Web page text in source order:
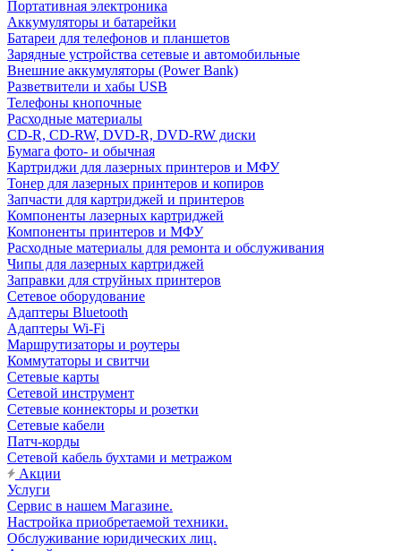
Портативная электроника
Аккумуляторы и батарейки
Батареи для телефонов и планшетов
Зарядные устройства сетевые и автомобильные
Внешние аккумуляторы (Power Bank)
Разветвители и хабы USB
Телефоны кнопочные
Расходные материалы
CD-R, CD-RW, DVD-R, DVD-RW диски
Бумага фото- и обычная
Картриджи для лазерных принтеров и МФУ
Тонер для лазерных принтеров и копиров
Запчасти для картриджей и принтеров
Компоненты лазерных картриджей
Компоненты принтеров и МФУ
Расходные материалы для ремонта и обслуживания
Чипы для лазерных картриджей
Заправки для струйных принтеров
Сетевое оборудование
Адаптеры Bluetooth
Адаптеры Wi-Fi
Маршрутизаторы и роутеры
Коммутаторы и свитчи
Сетевые карты
Сетевой инструмент
Сетевые коннекторы и розетки
Сетевые кабели
Патч-корды
Сетевой кабель бухтами и метражом
Акции
Услуги
Сервис в нашем Магазине.
Настройка приобретаемой техники.
Обслуживание юридических лиц.